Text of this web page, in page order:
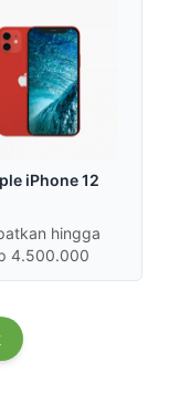
iPhone 12
hingga
4.500.000